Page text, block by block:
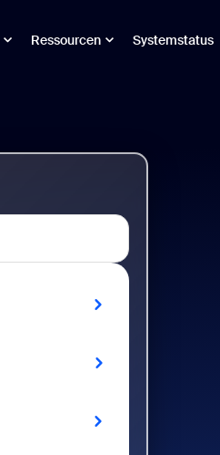
Ressourcen Systemstatus